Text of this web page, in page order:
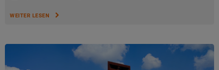
WEITER LESEN